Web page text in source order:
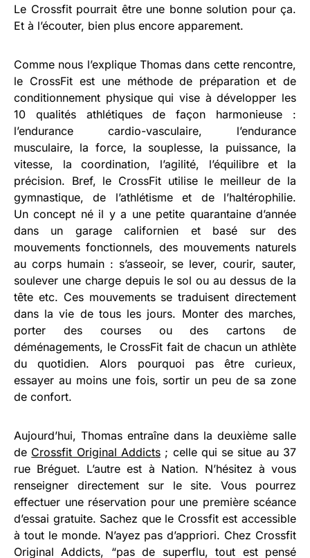
Le Crossfit pourrait être une bonne solution pour ça.
Et à l’écouter, bien plus encore apparement.
Comme nous l’explique Thomas dans cette rencontre,
le CrossFit est une méthode de préparation et de
conditionnement physique qui vise à développer les
10 qualités athlétiques de façon harmonieuse :
l’endurance cardio-vasculaire, l’endurance
musculaire, la force, la souplesse, la puissance, la
vitesse, la coordination, l’agilité, l’équilibre et la
précision. Bref, le CrossFit utilise le meilleur de la
gymnastique, de l’athlétisme et de l’haltérophilie.
Un concept né il y a une petite quarantaine d’année
dans un garage californien et basé sur des
mouvements fonctionnels, des mouvements naturels
au corps humain : s’asseoir, se lever, courir, sauter,
soulever une charge depuis le sol ou au dessus de la
tête etc. Ces mouvements se traduisent directement
dans la vie de tous les jours. Monter des marches,
porter des courses ou des cartons de
déménagements, le CrossFit fait de chacun un athlète
du quotidien. Alors pourquoi pas être curieux,
essayer au moins une fois, sortir un peu de sa zone
de confort.
Aujourd’hui, Thomas entraîne dans la deuxième salle
de Crossfit Original Addicts; celle qui se situe au 37
rue Bréguet. L’autre est à Nation. N’hésitez à vous
renseigner directement sur le site. Vous pourrez
effectuer une réservation pour une première scéance
d’essai gratuite. Sachez que le Crossfit est accessible
à tout le monde. N’ayez pas d’appriori. Chez Crossfit
Original Addicts, “pas de superflu, tout est pensé